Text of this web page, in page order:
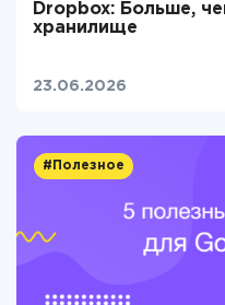
Dropbox: Больше,
хранилище
23.06.2026
#Полезное